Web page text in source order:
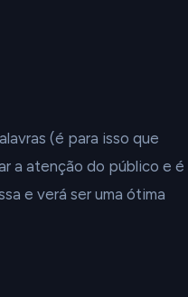
(é para isso que
a atenção do público e é
e verá ser uma ótima